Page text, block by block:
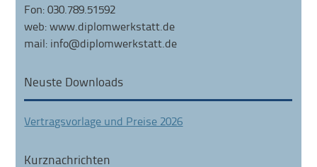
Fon: 030.789.51592
web: www.diplomwerkstatt.de
mail: info@diplomwerkstatt.de
Neuste Downloads
Vertragsvorlage und Preise 2026
Kurznachrichten